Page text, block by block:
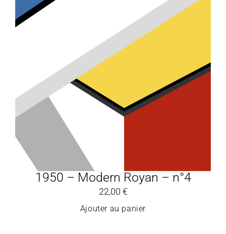
1950 – Modern Royan – n°4
22,00 €
Ajouter au panier